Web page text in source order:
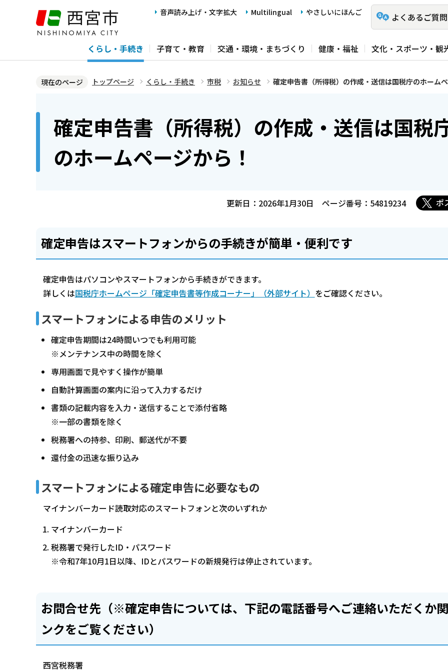
ジ
音声読み上げ・文字拡大 Multilingual やさしいにほんご よくあるご質問
くらし・手続き 子育て・教育 交通・環境・まちづくり 健康・福祉 文化・スポーツ・観
現在のページ トップページ くらし・手続き 市税 お知らせ 確定申告書（所得税）の作成・送信は国税庁のホーム
確定申告書（所得税）の作成・送信は国税
のホームページから！
更新日：2026年1月30日 ページ番号：54819234 ポ
確定申告はスマートフォンからの手続きが簡単・便利です
確定申告はパソコンやスマートフォンから手続きができます。
詳しくは国税庁ホームページ「確定申告書等作成コーナー」（外部サイト） をご確認ください。
スマートフォンによる申告のメリット
確定申告期間は24時間いつでも利用可能
※メンテナンス中の時間を除く
専用画面で見やすく操作が簡単
自動計算画面の案内に沿って入力するだけ
書類の記載内容を入力・送信することで添付省略
※一部の書類を除く
税務署への持参、印刷、郵送代が不要
還付金の迅速な振り込み
スマートフォンによる確定申告に必要なもの
マイナンバーカード読取対応のスマートフォンと次のいずれか
マイナンバーカード
税務署で発行したID・パスワード
※令和7年10月1日以降、IDとパスワードの新規発行は停止されています。
お問合せ先（※確定申告については、下記の電話番号へご連絡いただくか
ンクをご覧ください）
西宮税務署